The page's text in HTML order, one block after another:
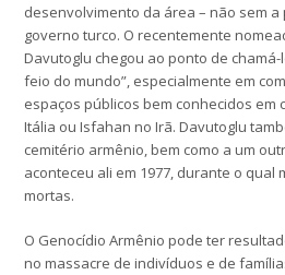
desenvolvimento da área – não sem
governo turco. O recentemente
Davutoglu chegou ao ponto de
feio do mundo”, especialmente em
espaços públicos bem conhecidos em
Itália ou Isfahan no Irã. Davutoglu
cemitério armênio, bem como a um
aconteceu ali em 1977, durante o qual
mortas.
O Genocídio Armênio pode ter
no massacre de indivíduos e de